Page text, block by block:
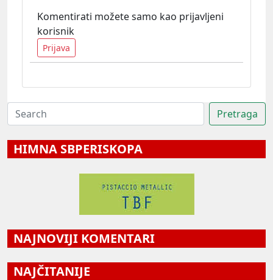
Komentirati možete samo kao prijavljeni
korisnik
Prijava
HIMNA SBPERISKOPA
NAJNOVIJI KOMENTARI
NAJČITANIJE